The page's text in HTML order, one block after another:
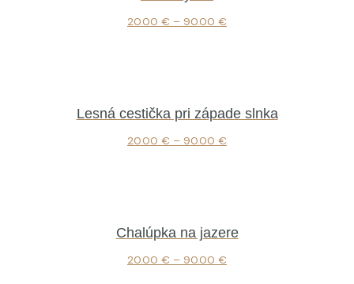
20.00 € – 90.00 €
Lesná cestička pri západe slnka
20.00 € – 90.00 €
Chalúpka na jazere
20.00 € – 90.00 €